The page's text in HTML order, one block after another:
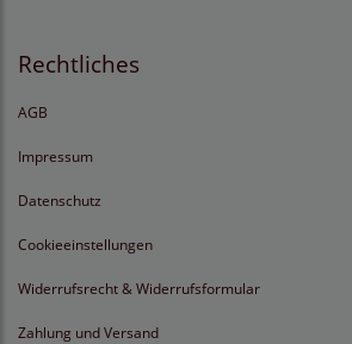
Rechtliches
AGB
Impressum
Datenschutz
Cookieeinstellungen
Widerrufsrecht & Widerrufsformular
Zahlung und Versand